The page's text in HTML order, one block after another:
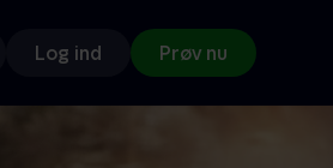
Log ind Prøv nu